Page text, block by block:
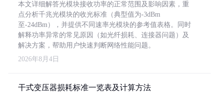
本文详细解答光模块接收功率的正常范围及影响因素，重
点分析千兆光模块的收光标准（典型值为-3dBm
至-24dBm），并提供不同速率光模块的参考值表格。同时
解释功率异常的常见原因（如光纤损耗、连接器问题）及
解决方案，帮助用户快速判断网络性能问题。
2026年8月4日
干式变压器损耗标准一览表及计算方法